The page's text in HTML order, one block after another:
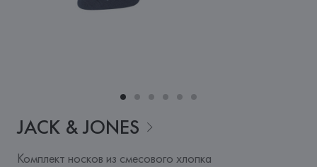
JACK & JONES
Комплект носков из смесового хлопка